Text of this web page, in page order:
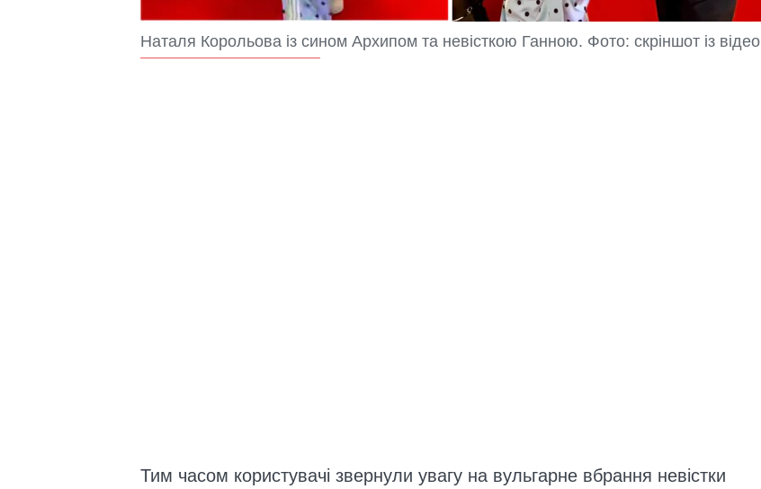
Наталя Корольова із сином Архипом та невісткою Ганною. Фото: скріншот із відео
Тим часом користувачі звернули увагу на вульгарне вбрання невістки